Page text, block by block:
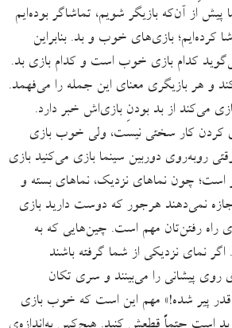
از آن‌که بازیگر شویم، تماشاگر بوده‌ایم
کرده‌ایم؛ بازی‌های خوب و بد. بنابراین
کدام بازی خوب است و کدام بازی بد.
و هر بازیگری معنای این جمله را می‌فهمد.
می‌کند از بد بودنِ بازی‌اش خبر دارد.
کردن کار سختی نیست، ولی خوب بازی
روبه‌روی دوربین سینما بازی می‌کنید بازی
چون نماهای نزدیک، نماهای بسته و
نمی‌دهند هرجور که دوست دارید بازی
راه رفتن‌تان مهم است. چین‌هایی که به
اگر نمای نزدیکی از شما گرفته باشند
روی پیشانی را می‌بینند و سری تکان
پیر شده!» مهم این است که خوب بازی